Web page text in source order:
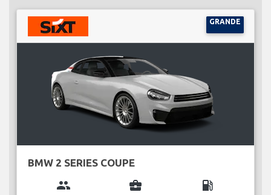
GRANDE
BMW 2 SERIES COUPE
group business_center local_gas_station